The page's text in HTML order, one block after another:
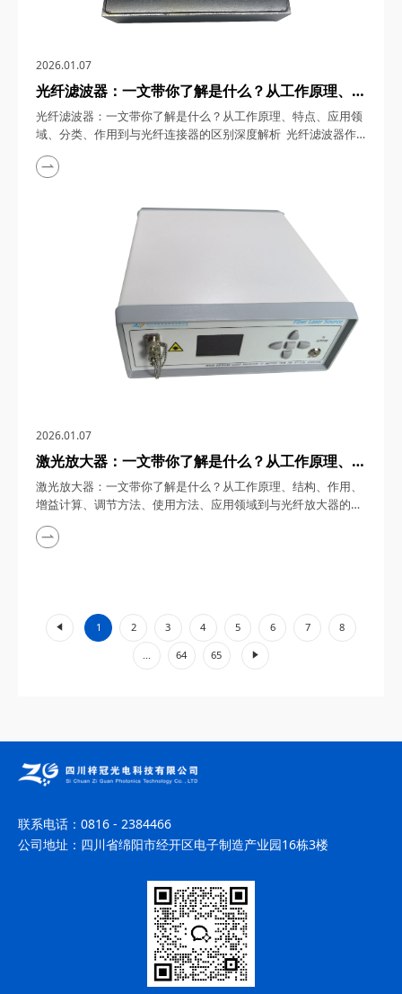
2026.01.07
光纤滤波器：一文带你了解是什么？从工作原理、特
点、应用领域、分类、作用到与光纤连接器的区别深
度解析
光纤滤波器：一文带你了解是什么？从工作原理、特点、应用领
域、分类、作用到与光纤连接器的区别深度解析 光纤滤波器作
为光网络中的核心器件，在5G基站密集部署、数据中心流量爆炸
式增长的今天，如同一位精准的“波长精算师”，在1290-1570nm
以上的互联网流量传输。四川梓冠光电将从原理、分类到应用，
全面解析这一光通信领域的“隐形冠军”...
2026.01.07
激光放大器：一文带你了解是什么？从工作原理、结
构、作用、增益计算、调节方法、使用方法、应用领
域到与光纤放大器的区别全解析
激光放大器：一文带你了解是什么？从工作原理、结构、作用、
增益计算、调节方法、使用方法、应用领域到与光纤放大器的区
别全解析 激光放大器作为提升激光能量与功率的核心器件，在
激光技术飞速发展的今天，正以惊人的性能推动着工业制造、通
1 2 3 4 5 6 7 8
64 65
»
联系电话： 0816 - 2384466
公司地址： 四川省绵阳市经开区电子制造产业园16栋3楼